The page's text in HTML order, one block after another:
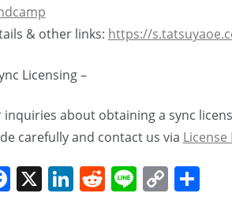
& other links: https://
Licensing –
inquiries about obtaining a sync
carefully and contact us via License
Facebook
X LinkedIn
Reddit
LineCopy